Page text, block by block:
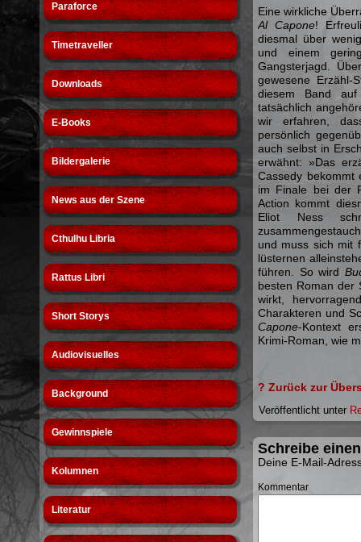
Paraforce
Timetraveller
Downloads
E-Books
Bildergalerie
News aus der Szene
Cthulhu Libria
Rattus Libri
Short Storys
Audiovisuelles
Background
Gewinnspiele
Kolumnen
Literatur
Eine wirkliche
Al Capone!
diesmal über
und einem
Gangsterjagd.
gewesene
diesem Band
tatsächlich
wir erfahren,
persönlich
auch selbst in
erwähnt: »Das
Cassedy bekommt
im Finale bei der
Action kommt
Eliot Ness
und muss sich mit
lüsternen
führen. So wird
besten Roman der
wirkt,
Charakteren und
Capone-Kontext
Krimi-Roman, wie
? Zurück zur
Veröffentlicht unter
Schreibe
Deine E-Mail-
Kommentar